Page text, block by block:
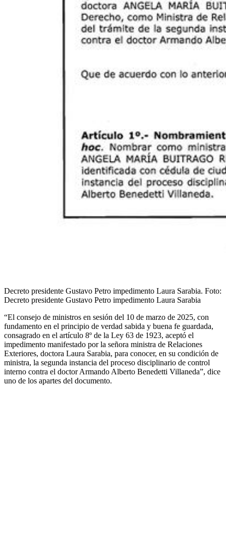
Decreto presidente Gustavo Petro impedimento Laura Sarabia. Foto:
Decreto presidente Gustavo Petro impedimento Laura Sarabia
“El consejo de ministros en sesión del 10 de marzo de 2025, con
fundamento en el principio de verdad sabida y buena fe guardada,
consagrado en el artículo 8º de la Ley 63 de 1923, aceptó el
impedimento manifestado por la señora ministra de Relaciones
Exteriores, doctora Laura Sarabia, para conocer, en su condición de
ministra, la segunda instancia del proceso disciplinario de control
interno contra el doctor Armando Alberto Benedetti Villaneda”, dice
uno de los apartes del documento.